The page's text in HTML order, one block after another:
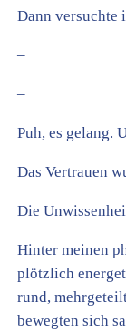
Dann versuchte
–
–
Puh, es gelang.
Das Vertrauen
Die
Hinter meinen
plötzlich
rund,
bewegten sich